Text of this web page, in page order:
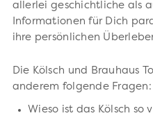
allerlei geschichtliche als
Informationen für Dich
ihre persönlichen
Die Kölsch und Brauhaus
anderem folgende Fragen:
Wieso ist das Kölsch so